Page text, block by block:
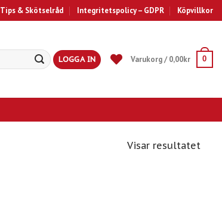
Tips & Skötselråd Integritetspolicy – GDPR Köpvillkor
LOGGA IN Varukorg /0,00kr 0
Visar resultatet